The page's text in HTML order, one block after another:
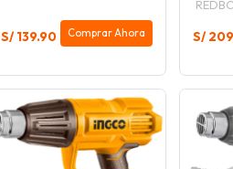
S/ 139.90 Comprar Ahora S/